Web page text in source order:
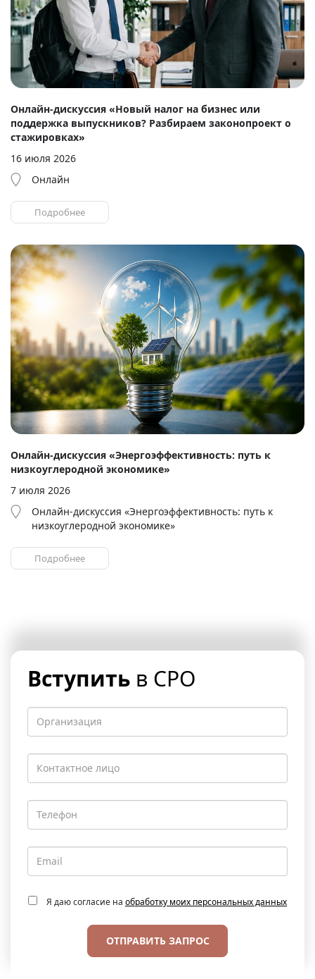
Онлайн-дискуссия «Новый налог на бизнес или
поддержка выпускников? Разбираем законопроект о
стажировках»
16 июля 2026
Онлайн
Подробнее
Онлайн-дискуссия «Энергоэффективность: путь к
низкоуглеродной экономике»
7 июля 2026
Онлайн-дискуссия «Энергоэффективность: путь к
низкоуглеродной экономике»
Подробнее
Вступить в СРО
Я даю согласие на обработку моих персональных данных
ОТПРАВИТЬ ЗАПРОС